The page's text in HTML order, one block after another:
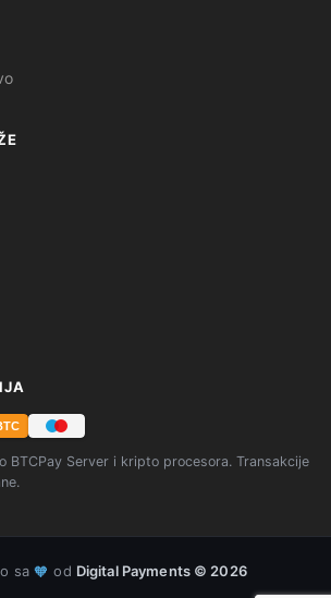
BTCPay Server i kripto procesora. Transakcije
sa🧡 od Digital Payments © 2026